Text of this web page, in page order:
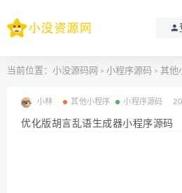
当前位置： 小没源码网 > 小程序源码 > 其他
小林 其他小程序 小程序源码
优化版胡言乱语生成器小程序源码